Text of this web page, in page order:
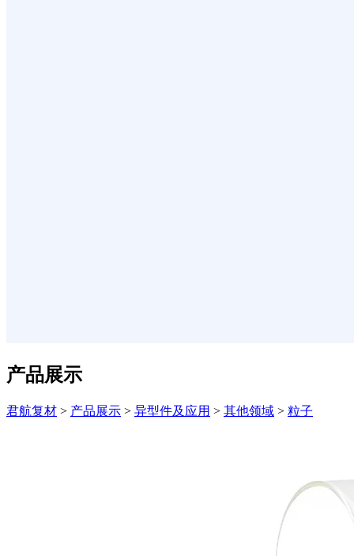
产品展示
君航复材 > 产品展示 > 异型件及应用 > 其他领域 > 粒子